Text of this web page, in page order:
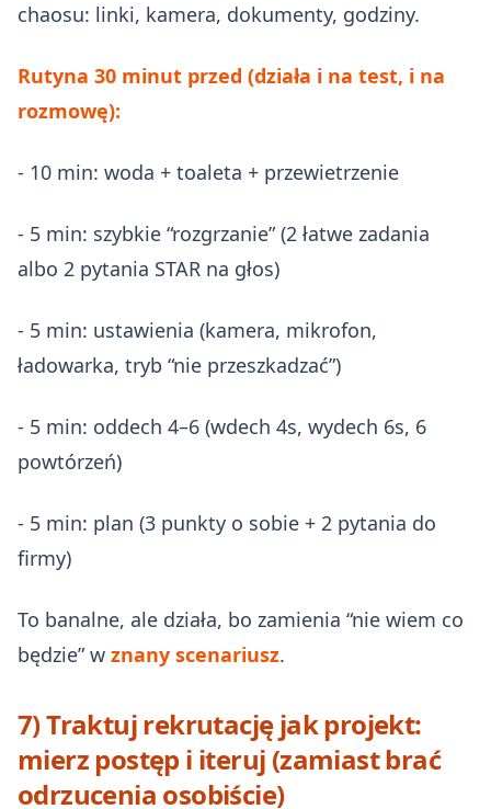
chaosu: linki, kamera, dokumenty, godziny.
Rutyna 30 minut przed (działa i na test, i na
rozmowę):
- 10 min: woda + toaleta + przewietrzenie
- 5 min: szybkie “rozgrzanie” (2 łatwe zadania
albo 2 pytania STAR na głos)
- 5 min: ustawienia (kamera, mikrofon,
ładowarka, tryb “nie przeszkadzać”)
- 5 min: oddech 4–6 (wdech 4s, wydech 6s, 6
powtórzeń)
- 5 min: plan (3 punkty o sobie + 2 pytania do
firmy)
To banalne, ale działa, bo zamienia “nie wiem co
będzie” w znany scenariusz.
7) Traktuj rekrutację jak projekt:
mierz postęp i iteruj (zamiast brać
odrzucenia osobiście)